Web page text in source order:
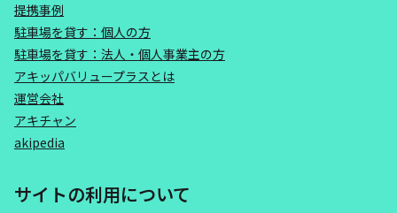
提携事例
駐車場を貸す：個人の方
駐車場を貸す：法人・個人事業主の方
アキッパバリュープラスとは
運営会社
アキチャン
akipedia
サイトの利用について